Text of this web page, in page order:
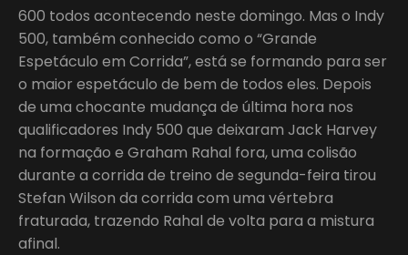
600 todos acontecendo neste domingo. Mas o Indy
500, também conhecido como o “Grande
Espetáculo em Corrida”, está se formando para ser
o maior espetáculo de bem de todos eles. Depois
de uma chocante mudança de última hora nos
qualificadores Indy 500 que deixaram Jack Harvey
na formação e Graham Rahal fora, uma colisão
durante a corrida de treino de segunda-feira tirou
Stefan Wilson da corrida com uma vértebra
fraturada, trazendo Rahal de volta para a mistura
afinal.